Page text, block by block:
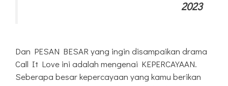
2023
Dan PESAN BESAR yang ingin disampaikan drama
Call It Love ini adalah mengenai KEPERCAYAAN.
Seberapa besar kepercayaan yang kamu berikan